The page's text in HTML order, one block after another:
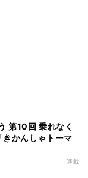
第10回 乗れなく
かんしゃトーマ
連載